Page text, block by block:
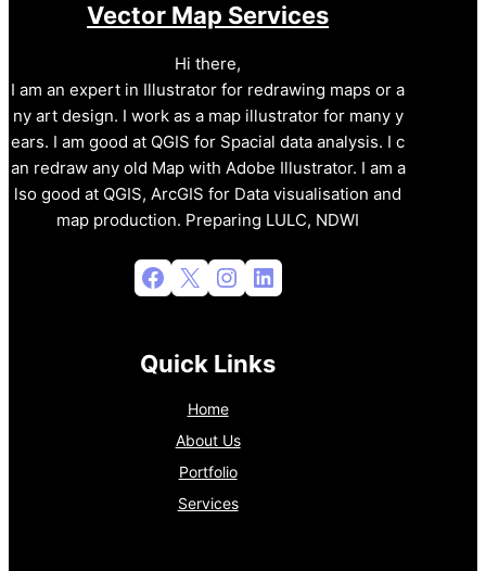
Vector Map Services
Hi there,
I am an expert in Illustrator for redrawing maps or a
ny art design. I work as a map illustrator for many y
ears. I am good at QGIS for Spacial data analysis. I c
an redraw any old Map with Adobe Illustrator. I am a
lso good at QGIS, ArcGIS for Data visualisation and
map production. Preparing LULC, NDWI
Facebook X Instagram LinkedIn
Quick Links
Home
About Us
Portfolio
Services